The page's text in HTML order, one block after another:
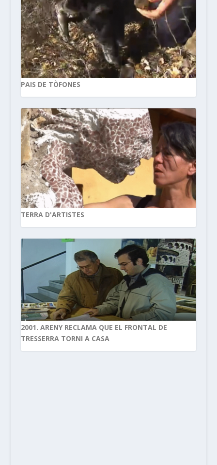
PAIS DE TÒFONES
TERRA D'ARTISTES
2001. ARENY RECLAMA QUE EL FRONTAL DE
TRESSERRA TORNI A CASA